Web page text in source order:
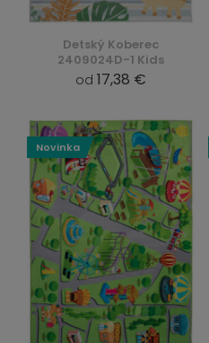
Detský Koberec
2409024D-1 Kids
od 17,38 €
Novinka